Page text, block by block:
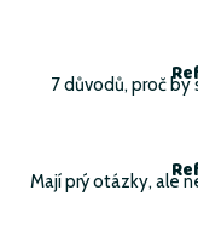
7 důvodů, proč
Mají prý otázky, ale